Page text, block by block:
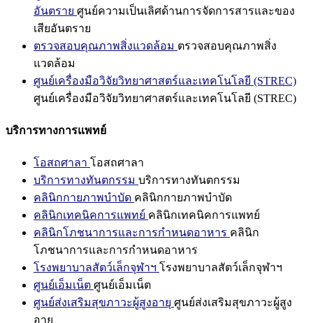
อันตราย ศูนย์ความเป็นเลิศด้านการจัดการสารและของ
เสียอันตราย
ตรวจสอบคุณภาพสิ่งแวดล้อม ตรวจสอบคุณภาพสิ่ง
แวดล้อม
ศูนย์เครื่องมือวิจัยวิทยาศาสตร์และเทคโนโลยี (STREC)
ศูนย์เครื่องมือวิจัยวิทยาศาสตร์และเทคโนโลยี (STREC)
บริการทางการแพทย์
โอสถศาลา โอสถศาลา
บริการทางทันตกรรม บริการทางทันตกรรม
คลินิกกายภาพบำบัด คลินิกกายภาพบำบัด
คลินิกเทคนิคการแพทย์ คลินิกเทคนิคการแพทย์
คลินิกโภชนาการและการกำหนดอาหาร คลินิก
โภชนาการและการกำหนดอาหาร
โรงพยาบาลสัตว์เล็กจุฬาฯ โรงพยาบาลสัตว์เล็กจุฬาฯ
ศูนย์เอ็มเน็ต ศูนย์เอ็มเน็ต
ศูนย์ส่งเสริมสุขภาวะผู้สูงอายุ ศูนย์ส่งเสริมสุขภาวะผู้สูง
อายุ